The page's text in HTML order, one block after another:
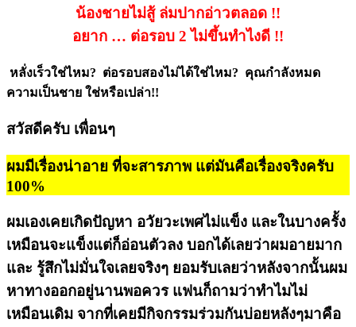
น้องชายไม่สู้ ล่มปากอ่าวตลอด !!
อยาก … ต่อรอบ 2 ไม่ขึ้นทำไงดี !!
หลั่งเร็วใช่ไหม? ต่อรอบสองไม่ได้ใช่ไหม? คุณกำลังหมด
ความเป็นชาย ใช่หรือเปล่า!!
สวัสดีครับ เพื่อนๆ
ผมมีเรื่องน่าอาย ที่จะสารภาพ แต่มันคือเรื่องจริงครับ
100%
ผมเองเคยเกิดปัญหา อวัยวะเพศไม่แข็ง และในบางครั้ง
เหมือนจะแข็งแต่ก็อ่อนตัวลง บอกได้เลยว่าผมอายมาก
และ รู้สึกไม่มั่นใจเลยจริงๆ ยอมรับเลยว่าหลังจากนั้นผม
หาทางออกอยู่นานพอควร แฟนก็ถามว่าทำไมไม่
เหมือนเดิม จากที่เคยมีกิจกรรมร่วมกันบ่อยหลังๆมาคือ